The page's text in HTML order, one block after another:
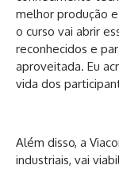
melhor produção
o curso vai abrir
reconhecidos e
aproveitada. Eu
vida dos
Além disso, a
industriais, vai